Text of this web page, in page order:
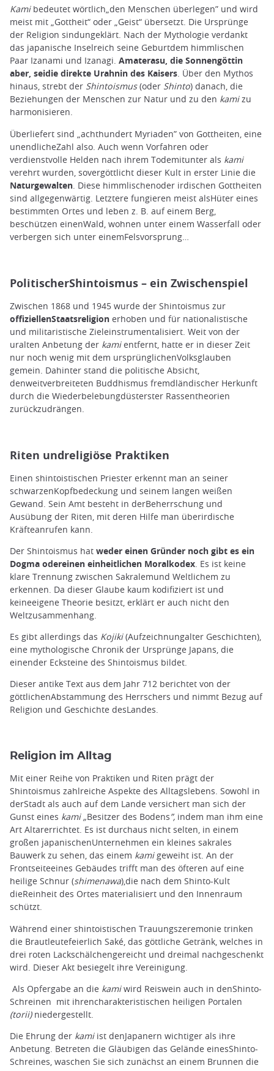
Kami bedeutet wörtlich„den Menschen überlegen” und wird
meist mit „Gottheit“ oder „Geist“ übersetzt. Die Ursprünge
der Religion sindungeklärt. Nach der Mythologie verdankt
das japanische Inselreich seine Geburtdem himmlischen
Paar Izanami und Izanagi. Amaterasu, die Sonnengöttin
aber, seidie direkte Urahnin des Kaisers. Über den Mythos
hinaus, strebt der Shintoismus(oder Shinto) danach, die
Beziehungen der Menschen zur Natur und zu den kamizu
harmonisieren.
Überliefert sind „achthundert Myriaden” von Gottheiten, eine
unendlicheZahl also. Auch wenn Vorfahren oder
verdienstvolle Helden nach ihrem Todemitunter als kami
verehrt wurden, sovergöttlicht dieser Kult in erster Linie die
Naturgewalten . Diese himmlischenoder irdischen Gottheiten
sind allgegenwärtig. Letztere fungieren meist alsHüter eines
bestimmten Ortes und leben z. B. auf einem Berg,
beschützen einenWald, wohnen unter einem Wasserfall oder
verbergen sich unter einemFelsvorsprung…
PolitischerShintoismus – ein Zwischenspiel
Zwischen 1868 und 1945 wurde der Shintoismus zur
offiziellenStaatsreligion erhoben und für nationalistische
und militaristische Zieleinstrumentalisiert. Weit von der
uralten Anbetung der kamientfernt, hatte er in dieser Zeit
nur noch wenig mit dem ursprünglichenVolksglauben
gemein. Dahinter stand die politische Absicht,
denweitverbreiteten Buddhismus fremdländischer Herkunft
durch die Wiederbelebungdüsterster Rassentheorien
zurückzudrängen.
Riten undreligiöse Praktiken
Einen shintoistischen Priester erkennt man an seiner
schwarzenKopfbedeckung und seinem langen weißen
Gewand. Sein Amt besteht in derBeherrschung und
Ausübung der Riten, mit deren Hilfe man überirdische
Kräfteanrufen kann.
Der Shintoismus hat weder einen Gründer noch gibt es ein
Dogma odereinen einheitlichen Moralkodex. Es ist keine
klare Trennung zwischen Sakralemund Weltlichem zu
erkennen. Da dieser Glaube kaum kodifiziert ist und
keineeigene Theorie besitzt, erklärt er auch nicht den
Weltzusammenhang.
Es gibt allerdings das Kojiki(Aufzeichnungalter Geschichten),
eine mythologische Chronik der Ursprünge Japans, die
einender Ecksteine des Shintoismus bildet.
Dieser antike Text aus dem Jahr 712 berichtet von der
göttlichenAbstammung des Herrschers und nimmt Bezug auf
Religion und Geschichte desLandes.
Religion im Alltag
Mit einer Reihe von Praktiken und Riten prägt der
Shintoismus zahlreiche Aspekte des Alltagslebens. Sowohl in
derStadt als auch auf dem Lande versichert man sich der
Gunst eines kami „Besitzer des Bodens”, indem man ihm eine
Art Altarerrichtet. Es ist durchaus nicht selten, in einem
großen japanischenUnternehmen ein kleines sakrales
Bauwerk zu sehen, das einem kami geweiht ist. An der
Frontseiteeines Gebäudes trifft man des öfteren auf eine
heilige Schnur (shimenawa),die nach dem Shinto-Kult
dieReinheit des Ortes materialisiert und den Innenraum
schützt.
Während einer shintoistischen Trauungszeremonie trinken
die Brautleutefeierlich Saké, das göttliche Getränk, welches in
drei roten Lackschälchengereicht und dreimal nachgeschenkt
wird. Dieser Akt besiegelt ihre Vereinigung.
Als Opfergabe an die kamiwird Reiswein auch in denShinto-
Schreinen mit ihrencharakteristischen heiligen Portalen
(torii)niedergestellt.
Die Ehrung der kami ist denJapanern wichtiger als ihre
Anbetung. Betreten die Gläubigen das Gelände einesShinto-
Schreines, waschen Sie sich zunächst an einem Brunnen die